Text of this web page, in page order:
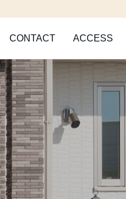
CONTACT ACCESS